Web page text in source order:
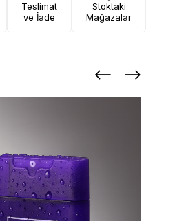
Teslimat
ve İade
Stoktaki
Mağazalar